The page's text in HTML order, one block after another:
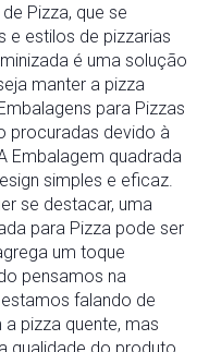
Pizza, que se
e estilos de pizzarias
é uma solução
manter a pizza
para Pizzas
procuradas devido à
Embalagem quadrada
simples e eficaz.
se destacar, uma
para Pizza pode ser
um toque
pensamos na
falando de
pizza quente, mas
qualidade do produto